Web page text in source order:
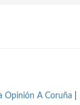
Opinión A Coruña